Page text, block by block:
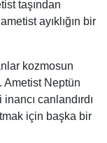
taşından
ayıklığın bir
kozmosun
Ametist Neptün
canlandırdı
için başka bir